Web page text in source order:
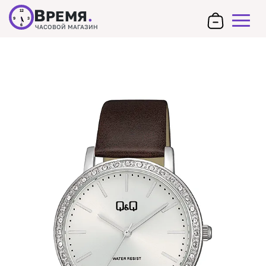
12
3
6
9 ВРЕМЯ.
ЧАСОВОЙ МАГАЗИН